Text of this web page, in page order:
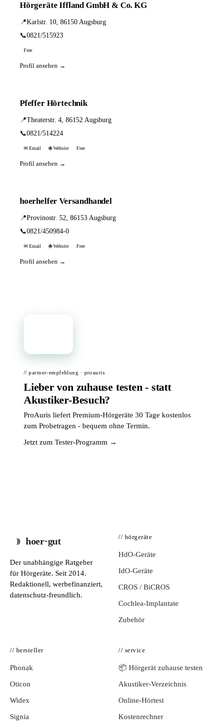
Hörgeräte Iffland GmbH & Co. KG
📍Karlstr. 10, 86150 Augsburg
📞0821/515923
Free
Profil ansehen →
Pfeffer Hörtechnik
📍Theaterstr. 4, 86152 Augsburg
📞0821/514224
✉ Email 🌐 Website Free
Profil ansehen →
hoerhelfer Versandhandel
📍Provinostr. 52, 86153 Augsburg
📞0821/450984-0
✉ Email 🌐 Website Free
Profil ansehen →
// partner-empfehlung · proauris
Lieber von zuhause testen - statt
Akustiker-Besuch?
ProAuris liefert Premium-Hörgeräte 30 Tage kostenlos
zum Probetragen - bequem ohne Termin.
Jetzt zum Tester-Programm →
hoer·gut
Der unabhängige Ratgeber
für Hörgeräte. Seit 2014.
Redaktionell, werbefinanziert,
datenschutz-freundlich.
// hörgeräte
HdO-Geräte
IdO-Geräte
CROS / BiCROS
Cochlea-Implantate
Zubehör
// hersteller
Phonak
Oticon
Widex
Signia
// service
📦 Hörgerät zuhause testen
Akustiker-Verzeichnis
Online-Hörtest
Kostenrechner